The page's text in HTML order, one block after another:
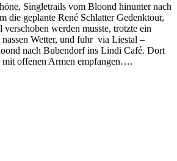
Singletrails vom Bloond hinunter nach
geplante René Schlatter Gedenktour,
werden musste, trotzte ein
Wetter, und fuhr via Liestal –
nach Bubendorf ins Lindi Café. Dort
offenen Armen empfangen….